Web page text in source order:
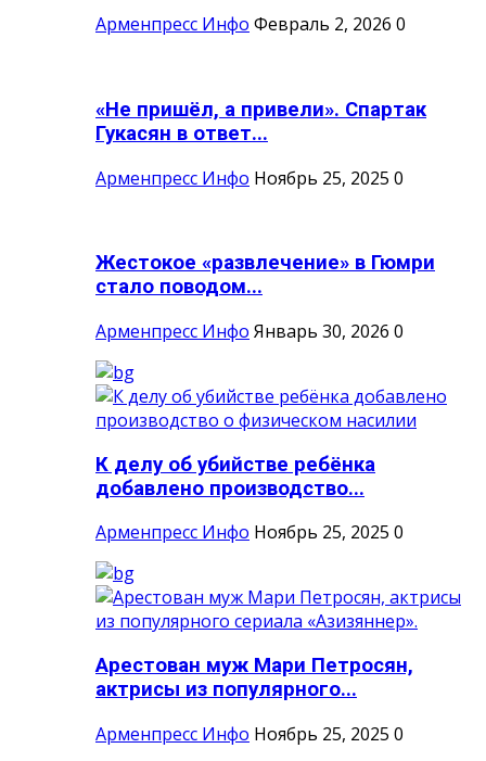
Арменпресс Инфо Февраль 2, 2026 0
«Не пришёл, а привели». Спартак
Гукасян в ответ...
Арменпресс Инфо Ноябрь 25, 2025 0
Жестокое «развлечение» в Гюмри
стало поводом...
Арменпресс Инфо Январь 30, 2026 0
К делу об убийстве ребёнка
добавлено производство...
Арменпресс Инфо Ноябрь 25, 2025 0
Арестован муж Мари Петросян,
актрисы из популярного...
Арменпресс Инфо Ноябрь 25, 2025 0